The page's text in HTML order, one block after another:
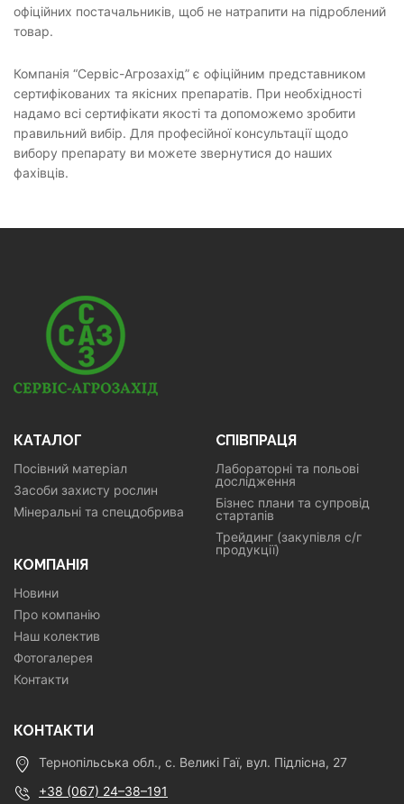
офіційних постачальників, щоб не натрапити на підроблений
товар.
Компанія “Сервіс-Агрозахід” є офіційним представником
сертифікованих та якісних препаратів. При необхідності
надамо всі сертифікати якості та допоможемо зробити
правильний вибір. Для професійної консультації щодо
вибору препарату ви можете звернутися до наших
фахівців.
КАТАЛОГ
Посівний матеріал
Засоби захисту рослин
Мінеральні та спецдобрива
СПІВПРАЦЯ
Лабораторні та польові
дослідження
Бізнес плани та супровід
стартапів
Трейдинг (закупівля с/г
продукції)
КОМПАНІЯ
Новини
Про компанію
Наш колектив
Фотогалерея
Контакти
КОНТАКТИ
Тернопільська обл., с. Великі Гаї, вул. Підлісна, 27
+38 (067) 24–38–191